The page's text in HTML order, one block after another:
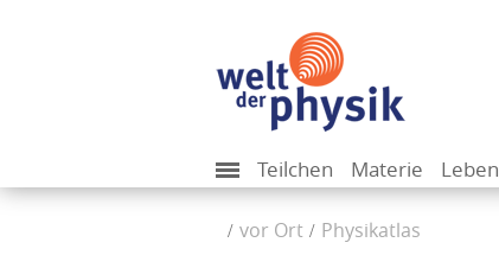
Teilchen Materie Leben
vor Ort Physikatlas